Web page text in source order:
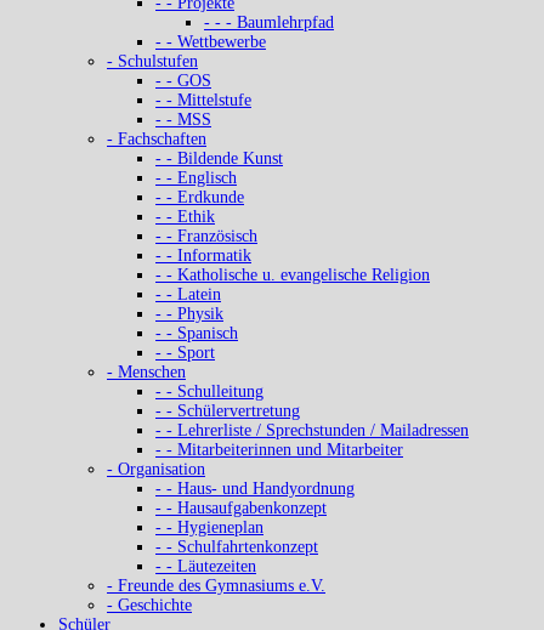
- - - Baumlehrpfad
- - Wettbewerbe
- Schulstufen
- - GOS
- - Mittelstufe
- - MSS
- Fachschaften
- - Bildende Kunst
- - Englisch
- - Erdkunde
- - Ethik
- - Französisch
- - Informatik
- - Katholische u. evangelische Religion
- - Latein
- - Physik
- - Spanisch
- - Sport
- Menschen
- - Schulleitung
- - Schülervertretung
- - Lehrerliste / Sprechstunden / Mailadressen
- - Mitarbeiterinnen und Mitarbeiter
- Organisation
- - Haus- und Handyordnung
- - Hausaufgabenkonzept
- - Hygieneplan
- - Schulfahrtenkonzept
- - Läutezeiten
- Freunde des Gymnasiums e.V.
- Geschichte
Schüler